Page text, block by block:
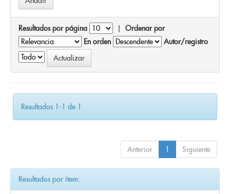
Resultados por página | Ordenar por
En orden
Autor/registro
Resultados 1-1 de 1.
Anterior 1 Siguiente
Resultados por ítem: